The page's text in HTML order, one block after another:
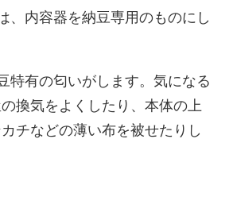
、内容器を納豆専用のものにし
特有の匂いがします。気になる
換気をよくしたり、本体の上
チなどの薄い布を被せたりし